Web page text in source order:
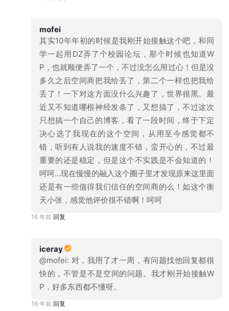
mofei
其实10年年初的时候是我刚开始接触这个吧，和同
学一起用DZ弄了个校园论坛，那个时候也知道W
P，也就顺便弄了一个，不过没怎么用过心！但是没
多久之后空间商把我给丢了，第二个一样也把我给
丢了！一下对这方面没什么兴趣了，世界很黑。最
近又不知道哪根神经发条了，又想搞了，不过这次
只想搞一个自己的博客，看了一段时间，终于下定
决心选了我现在的这个空间，从用至今感觉都不
错，听到有人说我的速度不错，蛮开心的，不过最
重要的还是稳定，但是这个不实践是不会知道的！
呵呵...现在慢慢的融入这个圈子里才发现原来这里面
还是有一些值得我们信任的空间商的么！如这个衡
天小张，感觉他评价很不错啊！呵呵
16 年前 回复
iceray
@mofei: 对，我用了才一周，有问题找他回复都很
快的，不管是不是空间的问题。我才刚开始接触W
P，好多东西都不懂呀。
16 年前 回复